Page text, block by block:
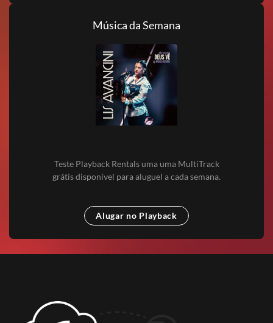
Música da Semana
Teste Playback Rentals uma uma MultiTrack
grátis disponível para aluguel a cada semana.
Alugar no Playback